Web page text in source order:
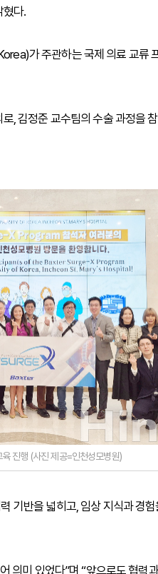
혔다.
가 주관하는 국제 의료 교류
, 김정준 교수팀의 수술 과정을
진행 (사진 제공=인천성모병원)
기반을 넓히고, 임상 지식과 경
의미 있었다”며 “앞으로도 협력